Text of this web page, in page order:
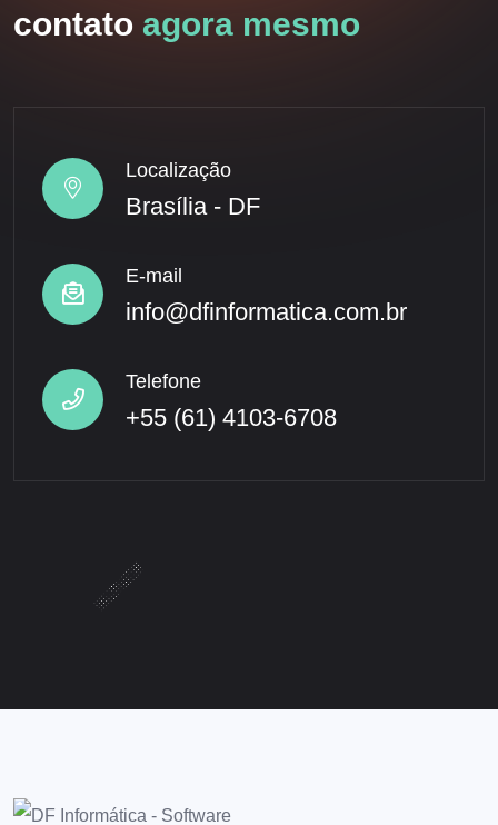
contato agora mesmo
Localização
Brasília - DF
E-mail
info@dfinformatica.com.br
Telefone
+55 (61) 4103-6708